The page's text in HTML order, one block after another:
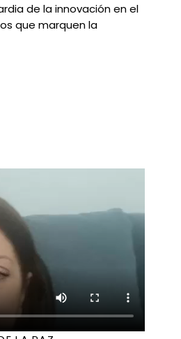
de la innovación en el
que marquen la